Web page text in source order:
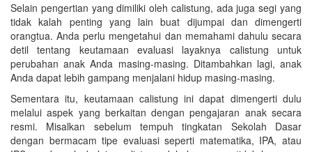
Selain pengertian yang dimiliki oleh calistung, ada juga segi yang
tidak kalah penting yang lain buat dijumpai dan dimengerti
orangtua. Anda perlu mengetahui dan memahami dahulu secara
detil tentang keutamaan evaluasi layaknya calistung untuk
perubahan anak Anda masing-masing. Ditambahkan lagi, anak
Anda dapat lebih gampang menjalani hidup masing-masing.
Sementara itu, keutamaan calistung ini dapat dimengerti dulu
melalui aspek yang berkaitan dengan pengajaran anak secara
resmi. Misalkan sebelum tempuh tingkatan Sekolah Dasar
dengan bermacam tipe evaluasi seperti matematika, IPA, atau